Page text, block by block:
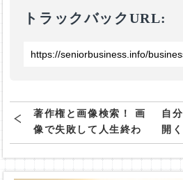
トラックバックURL:
著作権と画像検索！ 画
像で失敗して人生終わ
りにならないための施
策
自
開
ー